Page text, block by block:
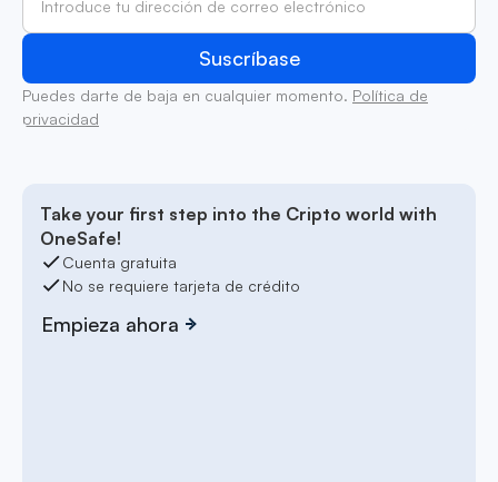
Puedes darte de baja en cualquier momento. Política de
privacidad
Take your first step into the Cripto world with
OneSafe!
Cuenta gratuita
No se requiere tarjeta de crédito
Empieza ahora